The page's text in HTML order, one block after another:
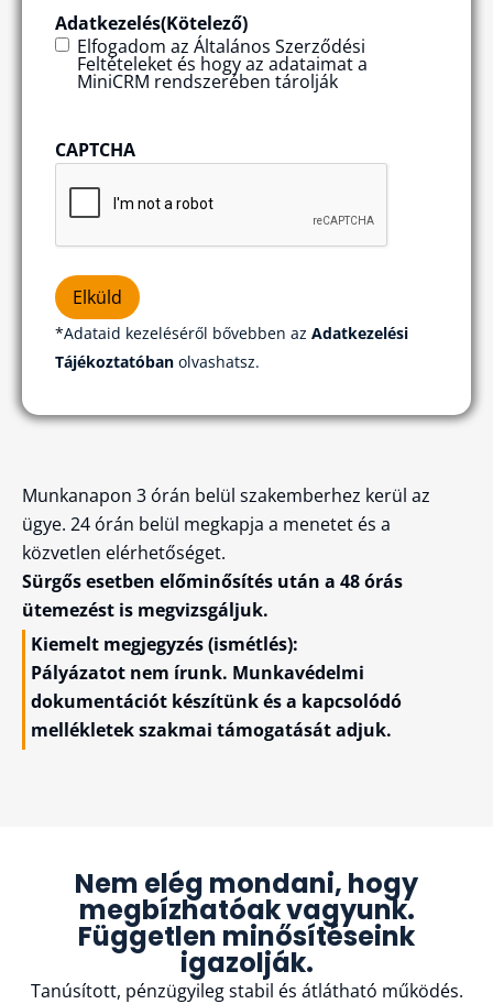
Adatkezelés(Kötelező)
Elfogadom az Általános Szerződési
Feltételeket és hogy az adataimat a
MiniCRM rendszerében tárolják
CAPTCHA
Elküld
*Adataid kezeléséről bővebben az Adatkezelési
Tájékoztatóban olvashatsz.
Munkanapon 3 órán belül szakemberhez kerül az
ügye. 24 órán belül megkapja a menetet és a
közvetlen elérhetőséget.
Sürgős esetben előminősítés után a 48 órás
ütemezést is megvizsgáljuk.
Kiemelt megjegyzés (ismétlés):
Pályázatot nem írunk. Munkavédelmi
dokumentációt készítünk és a kapcsolódó
mellékletek szakmai támogatását adjuk.
Nem elég mondani, hogy
megbízhatóak vagyunk.
Független minősítéseink
igazolják.
Tanúsított, pénzügyileg stabil és átlátható működés.